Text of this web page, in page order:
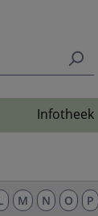
Infotheek
M N O P